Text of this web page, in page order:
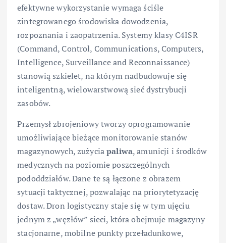
efektywne wykorzystanie wymaga ściśle
zintegrowanego środowiska dowodzenia,
rozpoznania i zaopatrzenia. Systemy klasy C4ISR
(Command, Control, Communications, Computers,
Intelligence, Surveillance and Reconnaissance)
stanowią szkielet, na którym nadbudowuje się
inteligentną, wielowarstwową sieć dystrybucji
zasobów.
Przemysł zbrojeniowy tworzy oprogramowanie
umożliwiające bieżące monitorowanie stanów
magazynowych, zużyciapaliwa, amunicji i środków
medycznych na poziomie poszczególnych
pododdziałów. Dane te są łączone z obrazem
sytuacji taktycznej, pozwalając na priorytetyzację
dostaw. Dron logistyczny staje się w tym ujęciu
jednym z „węzłów” sieci, która obejmuje magazyny
stacjonarne, mobilne punkty przeładunkowe,